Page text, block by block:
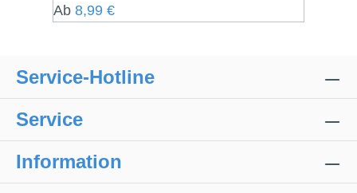
Regulärer Preis:
Ab 8,99 €
Service-Hotline
Service
Information